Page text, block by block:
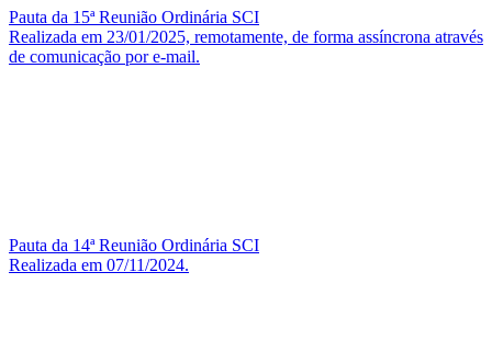
Pauta da 15ª Reunião Ordinária SCI
Realizada em 23/01/2025, remotamente, de forma assíncrona através
de comunicação por e-mail.
Pauta da 14ª Reunião Ordinária SCI
Realizada em 07/11/2024.